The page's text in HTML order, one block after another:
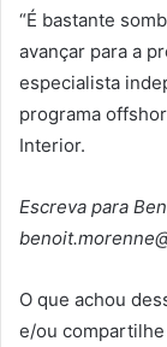
“É bastante
avançar para a
especialista
programa
Interior.
Escreva para
O que achou
e/ou